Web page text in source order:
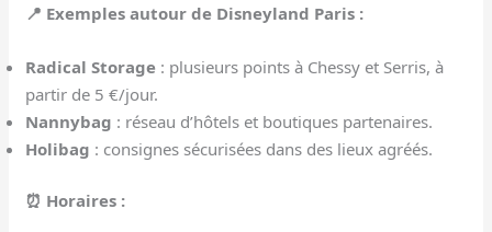
📍 Exemples autour de Disneyland Paris :
Radical Storage : plusieurs points à Chessy et Serris, à
partir de 5 €/jour.
Nannybag : réseau d’hôtels et boutiques partenaires.
Holibag : consignes sécurisées dans des lieux agréés.
⏰ Horaires :